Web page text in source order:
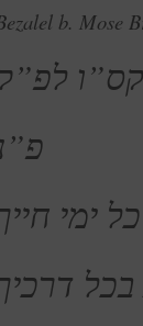
b. Mose
ימי